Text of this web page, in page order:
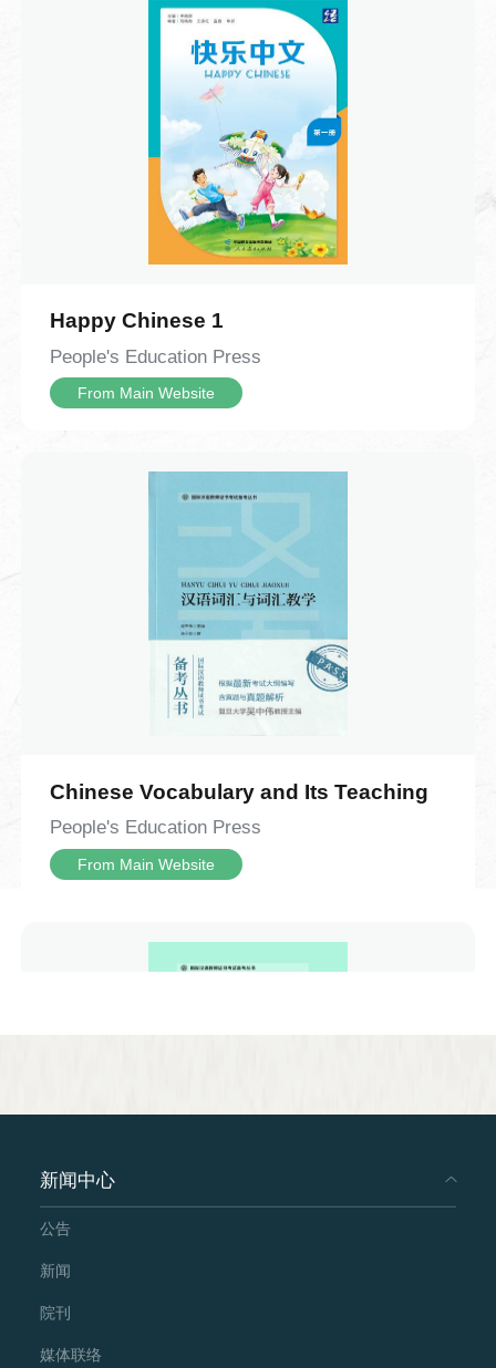
十分明显：每印一种书籍便需雕刻一整套
新版，一旦刻错一字，整块木板便几乎报
废，不仅耗时费料，灵活性也大打折扣。
带着对技术痛点的思考，视频将镜头转向
北宋时期，还原了活字印刷术诞生的趣味
契机。平民工匠毕昇常年从事雕版工作，
一次刻版时不慎刻错一字，耗费多日心血
的版面眼看就要作废，满心无奈之际，他
突然灵光乍现：既然整版雕刻容错率太
排版时按需组合，错字可随时替换，印完
还能拆分重复使用。顺着这个思路，他反
复试验改良，最终用胶泥烧制出单个活
也用充满烟火气的工匠故事让历史变得鲜
活可感。观众既能系统梳理印刷术的发展
时间线，也能从毕昇的发明过程里体会
到，很多改变世界的创造，往往就源于日
常里的一次意外、一份不肯将就的巧思。
频第九课。本课围绕语言能力交流展开，
以职场人物对话为载体，学习 “你的汉语很
好” 等核心问句，掌握说汉语、写汉字相关
日常表达。课程重点讲解情态动词“能”，以
及“的”、形容词谓语句的含义与用法。课程
搭配大量例句与互动跟读练习，知识点讲
解通俗易懂，练习形式简单实用。
From Main Website
Idiom-21-Varied cadence or rhyth
m
本视频为中国成语故事系列的第21个视
开始，逐步延伸到 “抑扬顿挫” 的演说实例
丘吉尔经典演说案例拆解技巧：“扬” 代表
声调抬高，“抑” 代表声调放低，二者互为
相反，一抑一扬形成鲜明对比，能够调动
听众情绪、烘托演讲气势。对话深入探讨
了声调节奏带来的表达感染力，清晰剖析
抑扬顿挫这一语言手法的作用——增强语
场景，说明抑扬顿挫不只用在演讲之中，
在朗诵、歌唱、戏剧表演、乐器演奏、课
堂教学、辩论交流等场景都广泛适用。整
Happy Chinese 1
People's Education Press
From Main Website
Chinese Vocabulary and Its Teaching
People's Education Press
From Main Website
Chinese Grammar and Its Teaching
新闻中心
公告
新闻
院刊
媒体联络